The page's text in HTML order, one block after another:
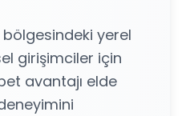
yerel
girişimciler için
avantajı elde